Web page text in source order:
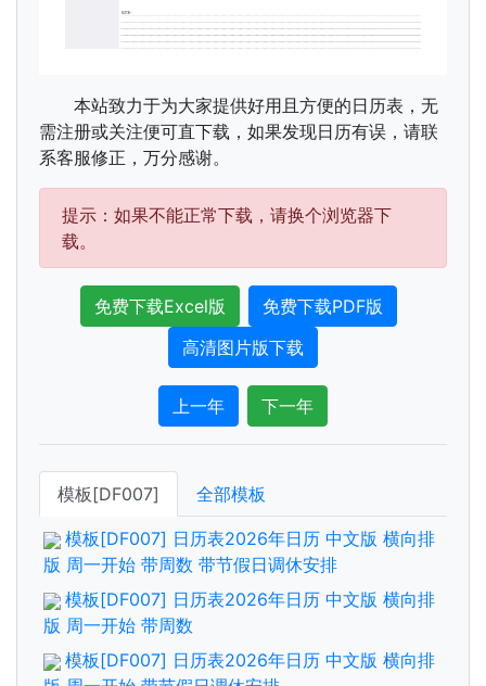
本站致力于为大家提供好用且方便的日历表，无
需注册或关注便可直下载，如果发现日历有误，请联
系客服修正，万分感谢。
提示：如果不能正常下载，请换个浏览器下
载。
免费下载Excel版
免费下载PDF版
高清图片版下载
上一年 下一年
模板[DF007] 全部模板
模板[DF007] 日历表2026年日历 中文版 横向排
版 周一开始 带周数 带节假日调休安排
模板[DF007] 日历表2026年日历 中文版 横向排
版 周一开始 带周数
模板[DF007] 日历表2026年日历 中文版 横向排